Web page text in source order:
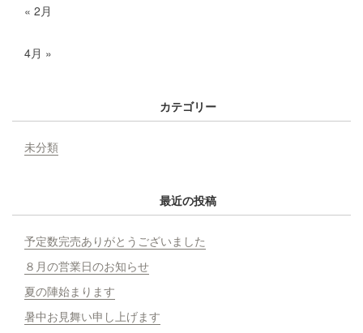
« 2月
4月 »
カテゴリー
未分類
最近の投稿
予定数完売ありがとうございました
８月の営業日のお知らせ
夏の陣始まります
暑中お見舞い申し上げます